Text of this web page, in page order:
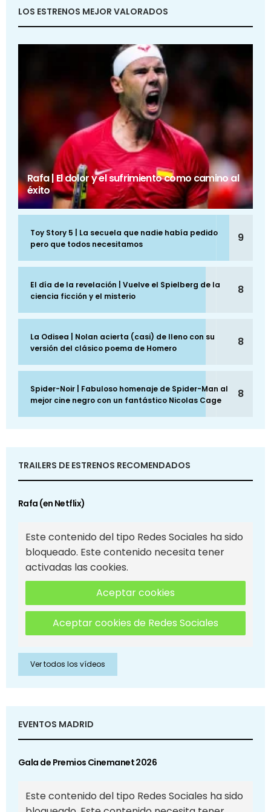
LOS ESTRENOS MEJOR VALORADOS
Rafa | El dolor y el sufrimiento como camino al
éxito
Toy Story 5 | La secuela que nadie había pedido
pero que todos necesitamos
9
El día de la revelación | Vuelve el Spielberg de la
ciencia ficción y el misterio
8
La Odisea | Nolan acierta (casi) de lleno con su
versión del clásico poema de Homero
8
Spider-Noir | Fabuloso homenaje de Spider-Man al
mejor cine negro con un fantástico Nicolas Cage
8
TRAILERS DE ESTRENOS RECOMENDADOS
Rafa (en Netflix)
Este contenido del tipo Redes Sociales ha sido
bloqueado. Este contenido necesita tener
activadas las cookies.
Aceptar cookies
Aceptar cookies de Redes Sociales
Ver todos los vídeos
EVENTOS MADRID
Gala de Premios Cinemanet 2026
Este contenido del tipo Redes Sociales ha sido